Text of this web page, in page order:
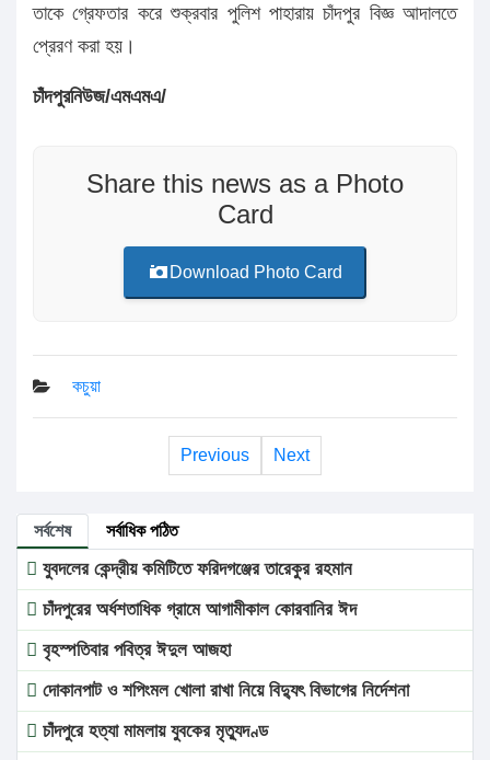
তাকে গ্রেফতার করে শুক্রবার পুলিশ পাহারায় চাঁদপুর বিজ্ঞ আদালতে
প্রেরণ করা হয়।
চাঁদপুরনিউজ/এমএমএ/
Share this news as a Photo
Card
Download Photo Card
কচুয়া
Previous Next
সর্বশেষ সর্বাধিক পঠিত
যুবদলের কেন্দ্রীয় কমিটিতে ফরিদগঞ্জের তারেকুর রহমান
চাঁদপুরের অর্ধশতাধিক গ্রামে আগামীকাল কোরবানির ঈদ
বৃহস্পতিবার পবিত্র ঈদুল আজহা
দোকানপাট ও শপিংমল খোলা রাখা নিয়ে বিদ্যুৎ বিভাগের নির্দেশনা
চাঁদপুরে হত্যা মামলায় যুবকের মৃত্যুদণ্ড